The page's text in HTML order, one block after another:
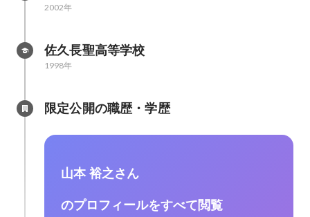
2002年
佐久長聖高等学校
1998年
限定公開の職歴・学歴
山本 裕之さん
のプロフィールをすべて閲覧